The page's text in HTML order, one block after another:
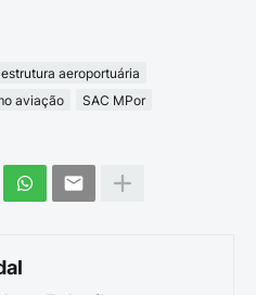
aeroportuária
aviação
SAC MPor